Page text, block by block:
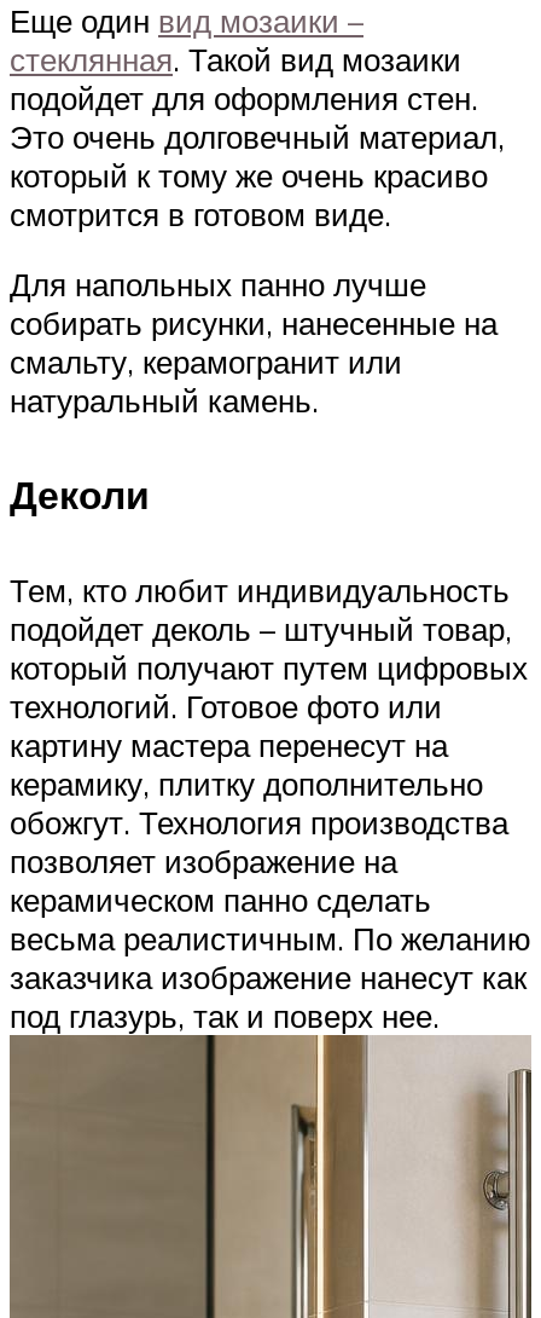
Еще один вид мозаики –
стеклянная. Такой вид мозаики
подойдет для оформления стен.
Это очень долговечный материал,
который к тому же очень красиво
смотрится в готовом виде.
Для напольных панно лучше
собирать рисунки, нанесенные на
смальту, керамогранит или
натуральный камень.
Деколи
Тем, кто любит индивидуальность
подойдет деколь – штучный товар,
который получают путем цифровых
технологий. Готовое фото или
картину мастера перенесут на
керамику, плитку дополнительно
обожгут. Технология производства
позволяет изображение на
керамическом панно сделать
весьма реалистичным. По желанию
заказчика изображение нанесут как
под глазурь, так и поверх нее.